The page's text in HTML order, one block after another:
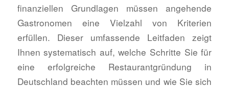
finanziellen Grundlagen müssen angehende
Gastronomen eine Vielzahl von Kriterien
erfüllen. Dieser umfassende Leitfaden zeigt
Ihnen systematisch auf, welche Schritte Sie für
eine erfolgreiche Restaurantgründung in
Deutschland beachten müssen und wie Sie sich